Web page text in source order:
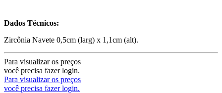
Dados Técnicos:
Zircônia Navete 0,5cm (larg) x 1,1cm (alt).
Para visualizar os preços
você precisa fazer login.
Para visualizar os preços
você precisa fazer login.